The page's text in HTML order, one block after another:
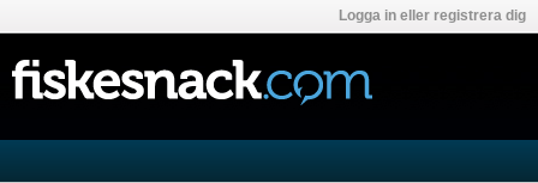
Logga in eller registrera dig